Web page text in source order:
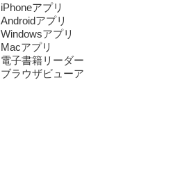
iPhoneアプリ
Androidアプリ
Windowsアプリ
Macアプリ
電子書籍リーダー
ブラウザビューア